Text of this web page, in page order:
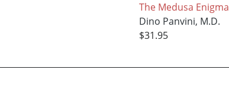
The Medusa Enigma
Dino Panvini, M.D.
$31.95